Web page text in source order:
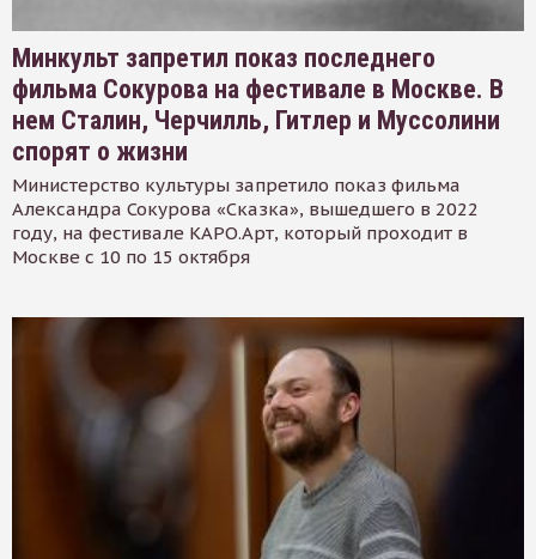
Минкульт запретил показ последнего
фильма Сокурова на фестивале в Москве. В
нем Сталин, Черчилль, Гитлер и Муссолини
спорят о жизни
Министерство культуры запретило показ фильма
Александра Сокурова «Сказка», вышедшего в 2022
году, на фестивале КАРО.Арт, который проходит в
Москве с 10 по 15 октября